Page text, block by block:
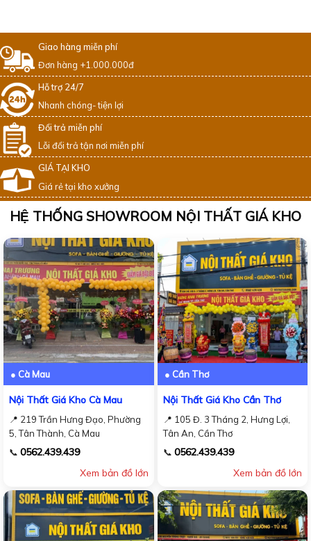
Giao hàng miễn phí
Đơn hàng +1.000.000đ
Hỗ trợ 24/7
Nhanh chóng- tiện lợi
Đổi trả miễn phí
Lỗi đổi trả tận nơi miễn phí
GIÁ TẠI KHO
Giá rẻ tại kho xưởng
HỆ THỐNG SHOWROOM NỘI THẤT GIÁ KHO
● Cà Mau
Nội Thất Giá Kho Cà Mau
📍 219 Trần Hưng Đạo, Phường
5, Tân Thành, Cà Mau
📞 0562.439.439
Xem bản đồ lớn
● Cần Thơ
Nội Thất Giá Kho Cần Thơ
📍 105 Đ. 3 Tháng 2, Hưng Lợi,
Tân An, Cần Thơ
📞 0562.439.439
Xem bản đồ lớn